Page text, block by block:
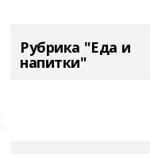
Рубрика "Еда и
напитки"